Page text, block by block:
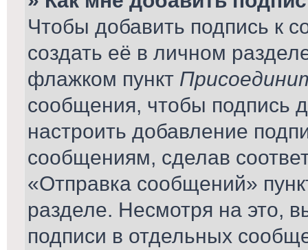
Чтобы добавить подпись к
создать её в личном
флажком пункт
сообщения, чтобы подпись
настроить добавление
сообщениям, сделав
«Отправка сообщений»
разделе. Несмотря на это,
подписи в отдельных